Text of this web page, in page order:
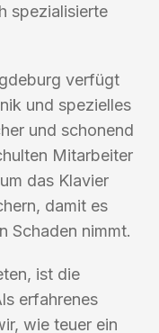
spezialisierte
verfügt
und spezielles
und schonend
Mitarbeiter
das Klavier
damit es
Schaden nimmt.
ist die
erfahrenes
wie teuer ein